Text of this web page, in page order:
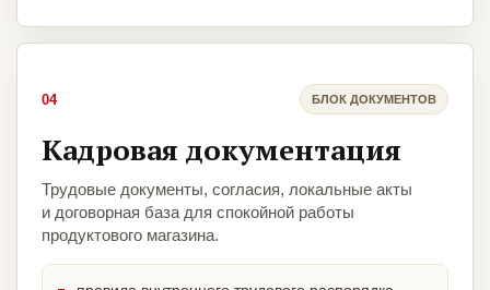
04 БЛОК ДОКУМЕНТОВ
Кадровая документация
Трудовые документы, согласия, локальные акты
и договорная база для спокойной работы
продуктового магазина.